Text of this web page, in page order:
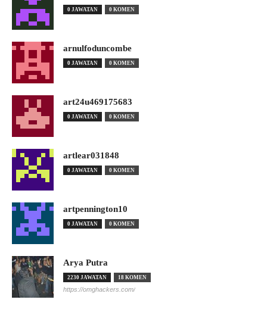
0 JAWATAN 0 KOMEN
arnulfoduncombe
0 JAWATAN 0 KOMEN
art24u469175683
0 JAWATAN 0 KOMEN
artlear031848
0 JAWATAN 0 KOMEN
artpennington10
0 JAWATAN 0 KOMEN
Arya Putra
2230 JAWATAN 18 KOMEN
https://omghackers.com/